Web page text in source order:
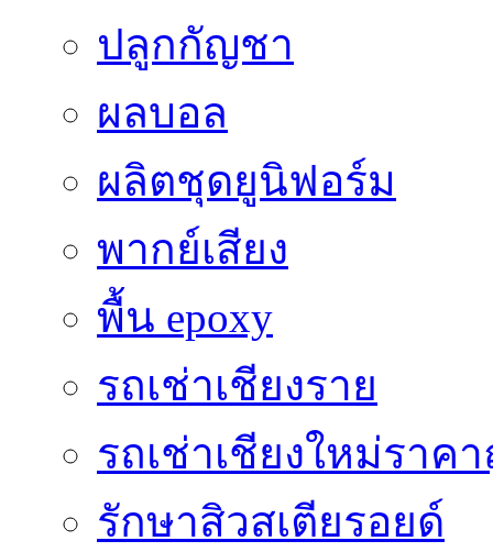
ปลูกกัญชา
ผลบอล
ผลิตชุดยูนิฟอร์ม
พากย์เสียง
พื้น epoxy
รถเช่าเชียงราย
รถเช่าเชียงใหม่ราค
รักษาสิวสเตียรอยด์